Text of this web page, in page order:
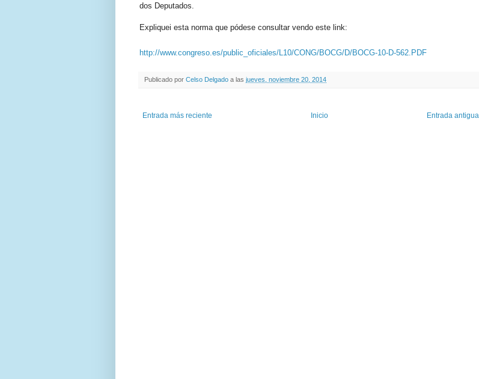
dos Deputados.
Expliquei esta norma que pódese consultar vendo este link:
http://www.congreso.es/public_oficiales/L10/CONG/BOCG/D/BOCG-10-D-562.PDF
Publicado por Celso Delgado a las jueves, noviembre 20, 2014
Entrada más reciente Entrada antigua
Inicio